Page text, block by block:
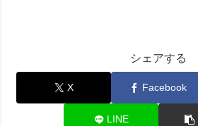
シェアする
X Facebook
LINE